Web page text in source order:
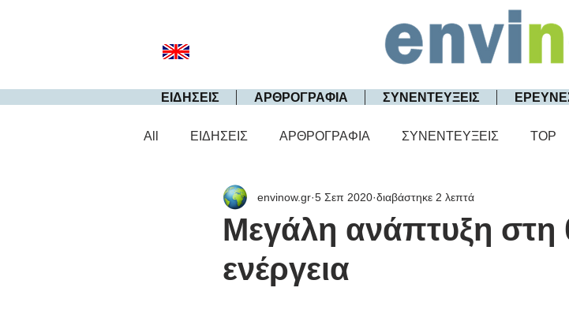
ΕΙΔΗΣΕΙΣ ΑΡΘΡΟΓΡΑΦΙΑ ΣΥΝΕΝΤΕΥΞΕΙΣ
All ΕΙΔΗΣΕΙΣ ΑΡΘΡΟΓΡΑΦΙΑ ΣΥΝΕΝΤΕΥΞΕΙΣ TOP
Μεγάλη ανάπτυξη στη
ενέργεια
envinow.gr 5 Σεπ 2020 διαβάστηκε 2 λεπτά